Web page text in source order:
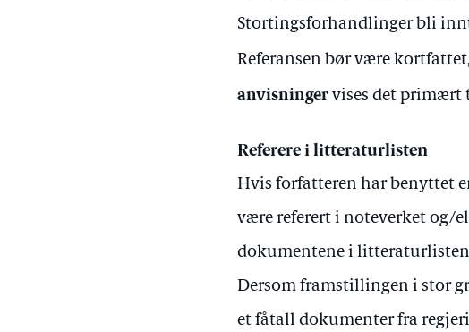
Stortingsforhandlinger bli
Referansen bør være
anvisninger vises det primært
Referere i litteraturlisten
Hvis forfatteren har benyttet
være referert i noteverket og/
dokumentene i
Dersom framstillingen i stor
et fåtall dokumenter fra